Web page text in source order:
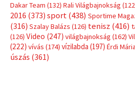
Dakar Team (132) Rali Világbajnokság
2016 (373) sport(438) Sportime
(316) Szalay Balázs (126) tenisz (416)
(126) Video (247) világbajnokság (162)
(222) vívás (174) vízilabda (197) Érdi Mária
úszás (361)